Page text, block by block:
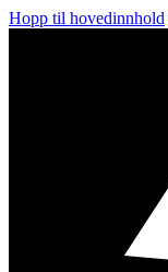
Hopp til hovedinnhold